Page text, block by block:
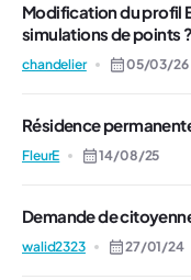
Modification du profil
simulations de points ?
chandelier 05/03/26
Résidence
FleurE 14/08/25
Demande de
walid2323 27/01/24